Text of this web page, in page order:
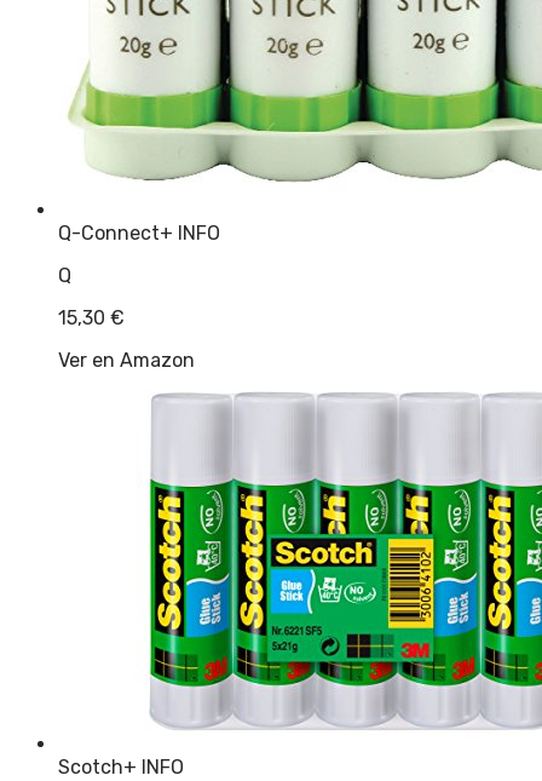
Q-Connect+ INFO
Q
15,30 €
Ver en Amazon
Scotch+ INFO